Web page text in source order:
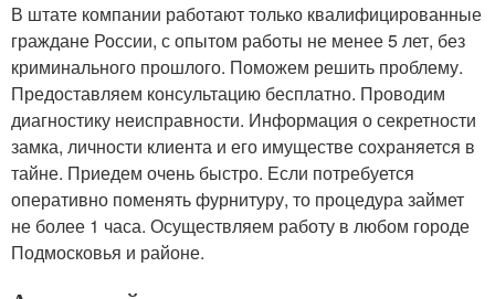
В штате компании работают только квалифицированные
граждане России, с опытом работы не менее 5 лет, без
криминального прошлого. Поможем решить проблему.
Предоставляем консультацию бесплатно. Проводим
диагностику неисправности. Информация о секретности
замка, личности клиента и его имуществе сохраняется в
тайне. Приедем очень быстро. Если потребуется
оперативно поменять фурнитуру, то процедура займет
не более 1 часа. Осуществляем работу в любом городе
Подмосковья и районе.